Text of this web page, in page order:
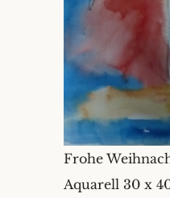
Frohe
Aquarell 30 x